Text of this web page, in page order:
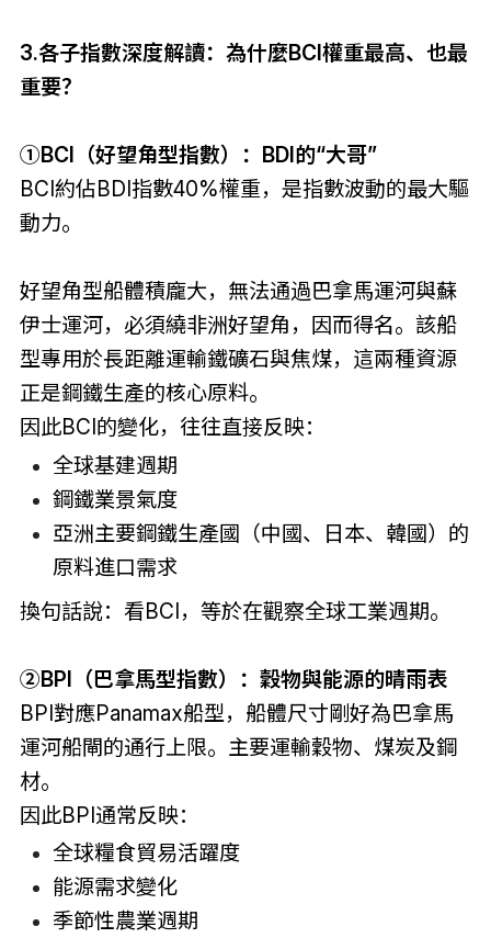
3.各子指數深度解讀： 為什麼BCI權重最高、也最
重要？
①BCI（好望角型指數）：BDI的“大哥”
BCI約佔BDI指數40%權重，是指數波動的最大驅
動力。
好望角型船體積龐大，無法通過巴拿馬運河與蘇
伊士運河，必須繞非洲好望角，因而得名。該船
型專用於長距離運輸鐵礦石與焦煤，這兩種資源
正是鋼鐵生產的核心原料。
因此BCI的變化，往往直接反映：
全球基建週期
鋼鐵業景氣度
亞洲主要鋼鐵生產國（中國、日本、韓國）的
原料進口需求
換句話說：看BCI，等於在觀察全球工業週期。
②BPI（巴拿馬型指數）：穀物與能源的晴雨表
BPI對應Panamax船型，船體尺寸剛好為巴拿馬
運河船閘的通行上限。主要運輸穀物、煤炭及鋼
材。
因此BPI通常反映：
全球糧食貿易活躍度
能源需求變化
季節性農業週期